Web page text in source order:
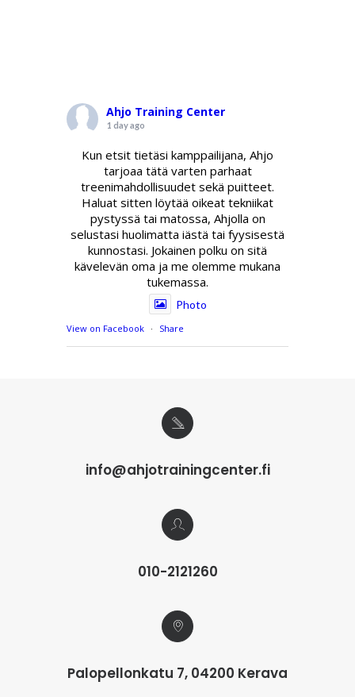
Ahjo Training Center
1 day ago
Kun etsit tietäsi kamppailijana, Ahjo
tarjoaa tätä varten parhaat
treenimahdollisuudet sekä puitteet.
Haluat sitten löytää oikeat tekniikat
pystyssä tai matossa, Ahjolla on
selustasi huolimatta iästä tai fyysisestä
kunnostasi. Jokainen polku on sitä
kävelevän oma ja me olemme mukana
tukemassa.
Photo
View on Facebook · Share
info@ahjotrainingcenter.fi
010-2121260
Palopellonkatu 7, 04200 Kerava